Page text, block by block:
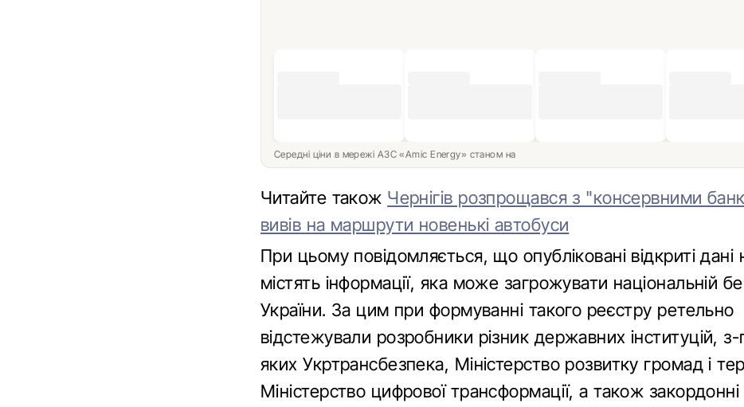
Середні ціни в мережі АЗС «Amic Energy» станом на
Читайте також Чернігів розпрощався з "консервними
вивів на маршрути новенькі автобуси
При цьому повідомляється, що опубліковані відкриті дані
містять інформації, яка може загрожувати національній
України. За цим при формуванні такого реєстру ретельно
відстежували розробники різник державних інституцій,
яких Укртрансбезпека, Міністерство розвитку громад і
Міністерство цифрової трансформації, а також закордонні